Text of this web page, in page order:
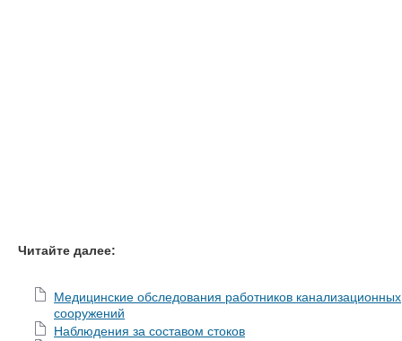
Читайте далее:
Медицинские обследования работников канализационных
сооружений
Наблюдения за составом стоков